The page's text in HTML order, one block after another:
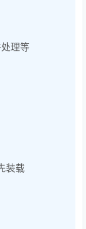
理等
装载